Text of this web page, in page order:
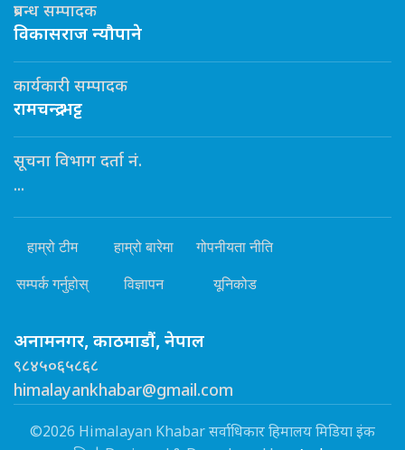
प्रबन्ध सम्पादक
विकासराज न्यौपाने
कार्यकारी सम्पादक
रामचन्द्र भट्ट
सूचना विभाग दर्ता नं.
...
हाम्रो टीम हाम्रो बारेमा गोपनीयता नीति
सम्पर्क गर्नुहोस् विज्ञापन यूनिकोड
अनामनगर, काठमाडौं, नेपाल
९८४५०६५८६८
himalayankhabar@gmail.com
©2026 Himalayan Khabar सर्वाधिकार हिमालय मिडिया इंक